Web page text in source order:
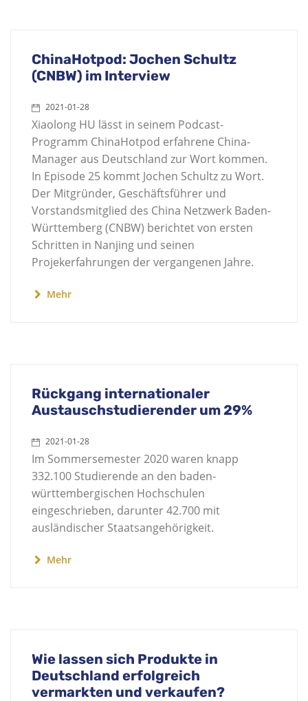
ChinaHotpod: Jochen Schultz
(CNBW) im Interview
2021-01-28
Xiaolong HU lässt in seinem Podcast-
Programm ChinaHotpod erfahrene China-
Manager aus Deutschland zur Wort kommen.
In Episode 25 kommt Jochen Schultz zu Wort.
Der Mitgründer, Geschäftsführer und
Vorstandsmitglied des China Netzwerk Baden-
Württemberg (CNBW) berichtet von ersten
Schritten in Nanjing und seinen
Projekerfahrungen der vergangenen Jahre.
Mehr
Rückgang internationaler
Austauschstudierender um 29%
2021-01-28
Im Sommersemester 2020 waren knapp
332.100 Studierende an den baden-
württembergischen Hochschulen
eingeschrieben, darunter 42.700 mit
ausländischer Staatsangehörigkeit.
Mehr
Wie lassen sich Produkte in
Deutschland erfolgreich
vermarkten und verkaufen?